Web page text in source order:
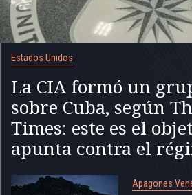
Estados Unidos
La CIA formó un
sobre Cuba, según
Times: este es el
apunta contra el
Apagones